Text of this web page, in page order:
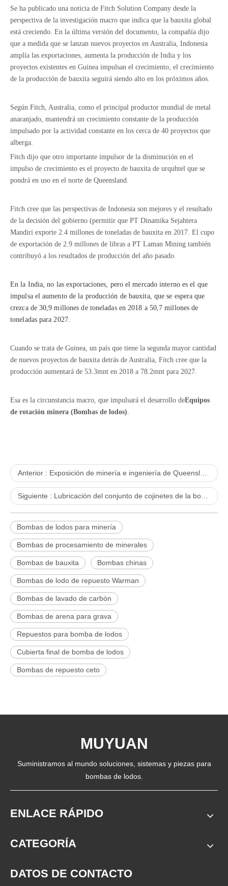
Se ha publicado una noticia de Fitch Solution Company desde la
perspectiva de la investigación macro que indica que la bauxita global
está creciendo. En la última versión del documento, la compañía dijo
que a medida que se lanzan nuevos proyectos en Australia, Indonesia
amplía las exportaciones, aumenta la producción de India y los
proyectos existentes en Guinea impulsan el crecimiento, el crecimiento
de la producción de bauxita seguirá siendo alto en los próximos años.
Según Fitch, Australia, como el principal productor mundial de metal
anaranjado, mantendrá un crecimiento constante de la producción
impulsado por la actividad constante en los cerca de 40 proyectos que
alberga.
Fitch dijo que otro importante impulsor de la disminución en el
impulso de crecimiento es el proyecto de bauxita de urquhtel que se
pondrá en uso en el norte de Queensland.
Fitch cree que las perspectivas de Indonesia son mejores y el resultado
de la decisión del gobierno (permitir que PT Dinamika Sejahtera
Mandiri exporte 2.4 millones de toneladas de bauxita en 2017. El cupo
de exportación de 2.9 millones de libras a PT Laman Mining también
contribuyó a los resultados de producción del año pasado.
En la India, no las exportaciones, pero el mercado interno es el que
impulsa el aumento de la producción de bauxita, que se espera que
crezca de 30,9 millones de toneladas en 2018 a 50,7 millones de
toneladas para 2027.
Cuando se trata de Guinea, un país que tiene la segunda mayor cantidad
de nuevos proyectos de bauxita detrás de Australia, Fitch cree que la
producción aumentará de 53.3mnt en 2018 a 78.2mnt para 2027.
Esa es la circunstancia macro, que impulsará el desarrollo deEquipos
de rotación minera (Bombas de lodos)
Anterior : Exposición de minería e ingeniería de Queensland 2018
Siguiente : Lubricación del conjunto de cojinetes de la bomba de lodos
Bombas de lodos para minería
Bombas de procesamiento de minerales
Bombas de bauxita Bombas chinas
Bombas de lodo de repuesto Warman
Bombas de lavado de carbón
Bombas de arena para grava
Repuestos para bomba de lodos
Cubierta final de bomba de lodos
Bombas de repuesto ceto
MUYUAN
Suministramos al mundo soluciones, sistemas y piezas para
bombas de lodos.
ENLACE RÁPIDO
CATEGORÍA
DATOS DE CONTACTO